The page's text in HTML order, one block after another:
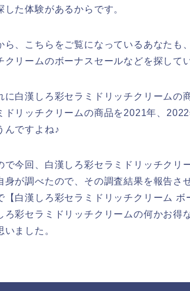
した体験があるからです。
ら、こちらをご覧になっているあなたも
クリームのボーナスセールなどを探して
に白漢しろ彩セラミドリッチクリームの
ドリッチクリームの商品を2021年、
んですよね♪
で今回、白漢しろ彩セラミドリッチクリ
身が調べたので、その調査結果を報告さ
【白漢しろ彩セラミドリッチクリーム
ろ彩セラミドリッチクリームの何かお得
いました。